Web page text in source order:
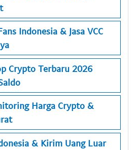
Indonesia & Jasa VCC
Crypto Terbaru 2026
Harga Crypto &
& Kirim Uang Luar